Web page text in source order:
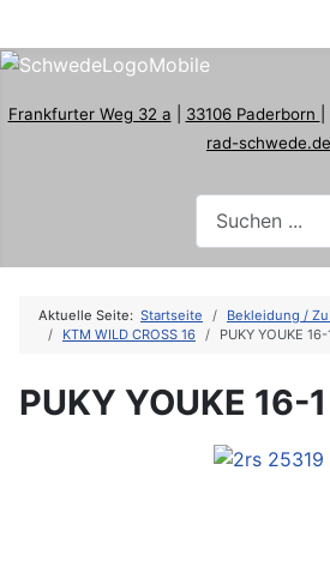
Frankfurter Weg 32 a 33106 Paderborn
rad-schwede.de
Aktuelle Seite: Startseite
Bekleidung /
KTM WILD CROSS 16
PUKY YOUKE
PUKY YOUKE 16-